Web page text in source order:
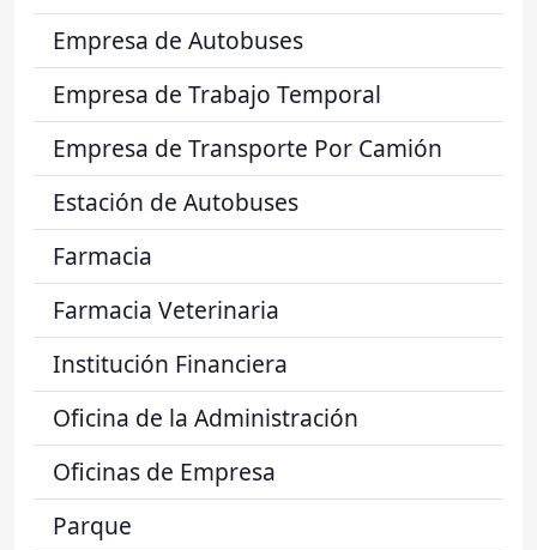
Empresa de Autobuses
Empresa de Trabajo Temporal
Empresa de Transporte Por Camión
Estación de Autobuses
Farmacia
Farmacia Veterinaria
Institución Financiera
Oficina de la Administración
Oficinas de Empresa
Parque